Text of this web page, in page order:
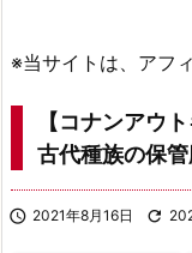
※当サイトは、アフ
【コナンアウ
古代種族の保
 2021年8月16日 